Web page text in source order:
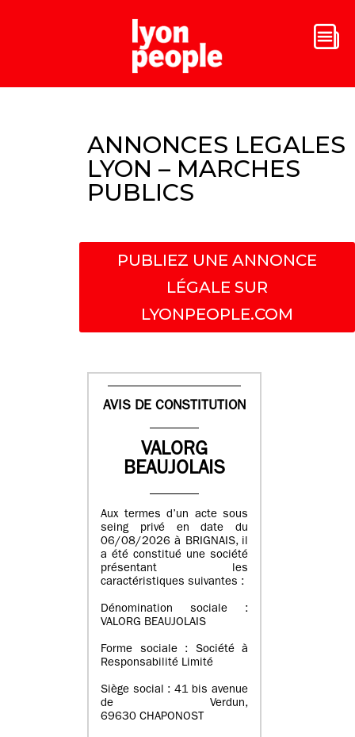
ANNONCES LEGALES
LYON – MARCHES
PUBLICS
PUBLIEZ UNE ANNONCE
LÉGALE SUR
LYONPEOPLE.COM
AVIS DE CONSTITUTION
VALORG
BEAUJOLAIS
Aux termes d’un acte sous
seing privé en date du
06/08/2026 à BRIGNAIS, il
a été constitué une société
présentant les
caractéristiques suivantes :
Dénomination sociale :
VALORG BEAUJOLAIS
Forme sociale : Société à
Responsabilité Limité
Siège social : 41 bis avenue
de Verdun,
69630 CHAPONOST